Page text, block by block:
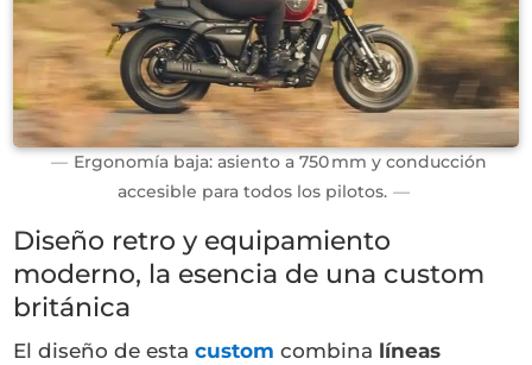
Ergonomía baja: asiento a 750 mm y conducción
accesible para todos los pilotos.
Diseño retro y equipamiento
moderno, la esencia de una custom
británica
El diseño de estacustom combina líneas